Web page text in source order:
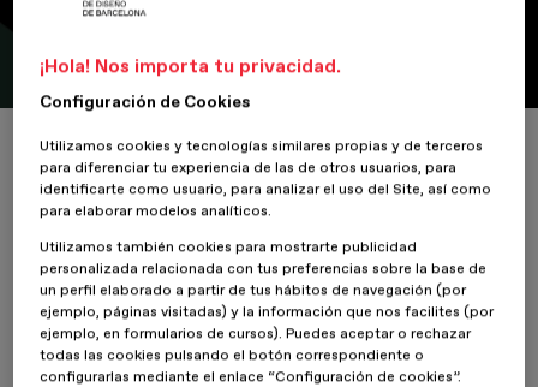
interacción y el movimiento
Inicio ESDESIGNERS El motion como instrumento clave en la
5 Julio 2023
El pasado jueves 29 de junio de 2023, la Escuela Superior de
Diseño de Barcelona, ESDESIGN, perteneciente a PFU, contó con
unos ponentes expertos en diseño gráfico animado, Thru Studio,
¡Hola! Nos importa tu privacidad.
Configuración de Cookies
Utilizamos cookies y tecnologías similares propias y de terceros
para diferenciar tu experiencia de las de otros usuarios, para
identificarte como usuario, para analizar el uso del Site, así como
para elaborar modelos analíticos.
Utilizamos también cookies para mostrarte publicidad
personalizada relacionada con tus preferencias sobre la base de
un perfil elaborado a partir de tus hábitos de navegación (por
ejemplo, páginas visitadas) y la información que nos facilites (por
ejemplo, en formularios de cursos). Puedes aceptar o rechazar
todas las cookies pulsando el botón correspondiente o
configurarlas mediante el enlace “Configuración de cookies”.